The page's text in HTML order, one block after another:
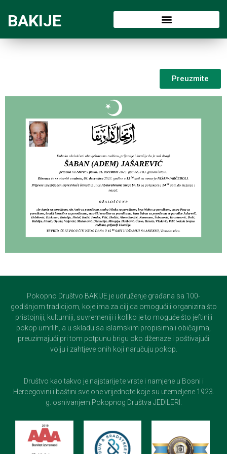
BAKIJE
Preuzmite
Pokopno Društvo BAKIJE je udruženje građana sa 100-
godišnjom tradicijom, koje ima za cilj da omogući i organizira što
pristojniji, kulturniji, suvremeniji i koliko je to moguće što jeftiniji
pokop umrlih, a u skladu sa islamskim propisima i običajima,
preuzimajući pri tom potpunu brigu oko dženaze i poštivajući
volju i zahtjeve onih koji naručuju pokop.
Društvo kao takvo je najstarije te vrste i namjene u Bosni i
Hercegovini i baštini sve one vrijednote koje su utemeljene 1923.
g. osnivanjem Pokopnog Društva JEDILERI.